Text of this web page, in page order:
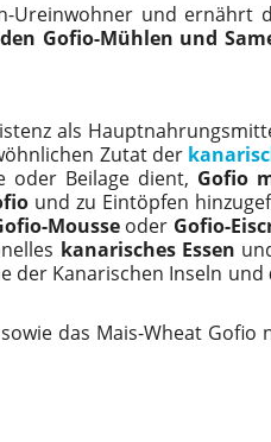
Ureinwohner und ernährt
Gofio-Mühlen und
als
Zutat der
oder Beilage dient, Gofio
und zu Eintöpfen
Mousseoder Gofio-
kanarisches Essen
der Kanarischen Inseln und
das Mais-Wheat Gofio